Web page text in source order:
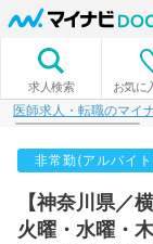
求人検索 お気に
医師求人・転職のマイ
非常勤(アルバイ
【神奈川県／
火曜・水曜・